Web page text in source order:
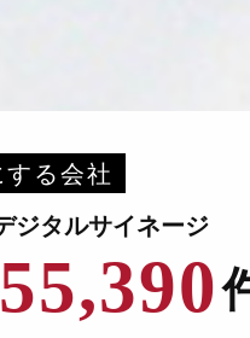
する会社
ジタルサイネージ
55,390